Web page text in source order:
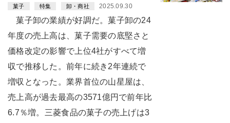
菓子 特集 卸・商社 2025.09.30
菓子卸の業績が好調だ。菓子卸の24
年度の売上高は、菓子需要の底堅さと
価格改定の影響で上位4社がすべて増
収で推移した。前年に続き2年連続で
増収となった。業界首位の山星屋は、
売上高が過去最高の3571億円で前年比
6.7％増。三菱食品の菓子の売上げは3